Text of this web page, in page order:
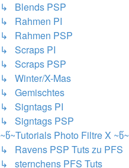
↳ Blends PSP
↳ Rahmen PI
↳ Rahmen PSP
↳ Scraps PI
↳ Scraps PSP
↳ Winter/X-Mas
↳ Gemischtes
↳ Signtags PI
↳ Signtags PSP
~წ~Tutorials Photo Filtre X ~წ~
↳ Ravens PSP Tuts zu PFS
↳ sternchens PFS Tuts